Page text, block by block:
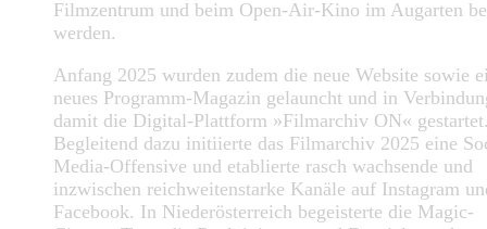
Filmzentrum und beim Open-Air-Kino im Augarten
werden.
Anfang 2025 wurden zudem die neue Website sowie
neues Programm-Magazin gelauncht und in
damit die Digital-Plattform »Filmarchiv ON«
Begleitend dazu initiierte das Filmarchiv 2025 eine
Media-Offensive und etablierte rasch wachsende und
inzwischen reichweitenstarke Kanäle auf Instagram
Facebook. In Niederösterreich begeisterte die Magic-